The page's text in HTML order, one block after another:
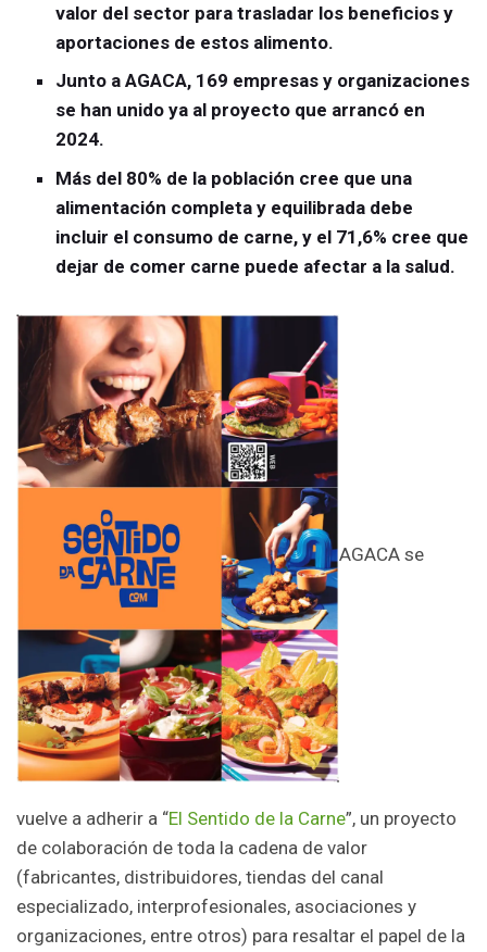
valor del sector para trasladar los beneficios y
aportaciones de estos alimento.
Junto a AGACA, 169 empresas y organizaciones
se han unido ya al proyecto que arrancó en
2024.
Más del 80% de la población cree que una
alimentación completa y equilibrada debe
incluir el consumo de carne, y el 71,6% cree que
dejar de comer carne puede afectar a la salud.
AGACA se
vuelve a adherir a “El Sentido de la Carne”, un proyecto
de colaboración de toda la cadena de valor
(fabricantes, distribuidores, tiendas del canal
especializado, interprofesionales, asociaciones y
organizaciones, entre otros) para resaltar el papel de la